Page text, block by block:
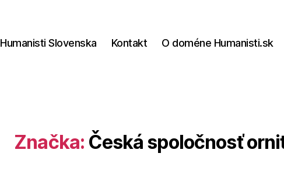
Humanisti Slovenska Kontakt O doméne Humanisti.sk
Značka: Česká spoločnosť